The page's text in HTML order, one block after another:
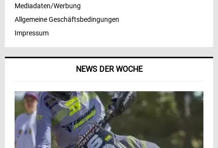
NEWS DER WOCHE
Mediadaten/Werbung
Allgemeine Geschäftsbedingungen
Impressum